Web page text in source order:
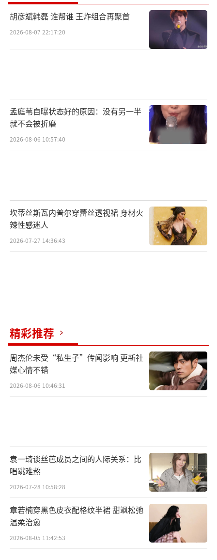
胡彦斌韩磊 谁帮谁 王炸组合再聚首
2026-08-07 22:17:20
孟庭苇自曝状态好的原因：没有另一半
就不会被折磨
2026-08-06 10:57:40
坎蒂丝斯瓦内普尔穿蕾丝透视裙 身材火
辣性感迷人
2026-07-27 14:36:43
精彩推荐
周杰伦未受“私生子”传闻影响 更新社
媒心情不错
2026-08-06 10:46:31
袁一琦谈丝芭成员之间的人际关系：比
唱跳难熬
2026-07-28 10:58:28
章若楠穿黑色皮衣配格纹半裙 甜飒松弛
温柔治愈
2026-08-05 11:42:53